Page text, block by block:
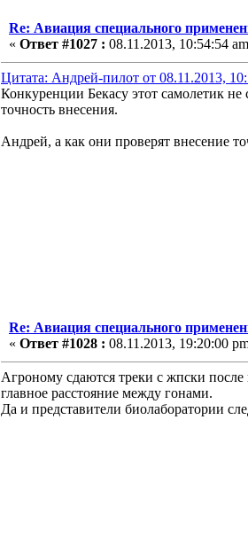
Re: Авиация специального
« Ответ #1027 : 08.11.2013, 10:54:54
Цитата: Андрей-пилот от 08.11.2013,
Конкуренции Бекасу этот самолетик не
точность внесения.
Андрей, а как они проверят внесение
Re: Авиация специального
« Ответ #1028 : 08.11.2013, 19:20:00
Агроному сдаются треки с жпски
главное расстояние между гонами.
Да и представители биолаборатории